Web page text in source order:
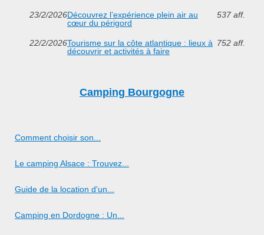
23/2/2026Découvrez l’expérience plein air au
cœur du périgord
537 aff.
22/2/2026Tourisme sur la côte atlantique : lieux à
découvrir et activités à faire
752 aff.
Camping Bourgogne
Comment choisir son...
Le camping Alsace : Trouvez...
Guide de la location d'un...
Camping en Dordogne : Un...